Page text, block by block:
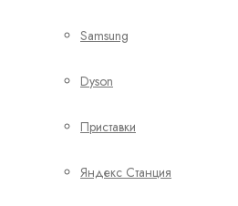
Samsung
Dyson
Приставки
Яндекс Станция